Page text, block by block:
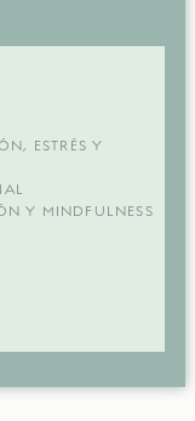
ESTRÉS Y
Y MINDFULNESS